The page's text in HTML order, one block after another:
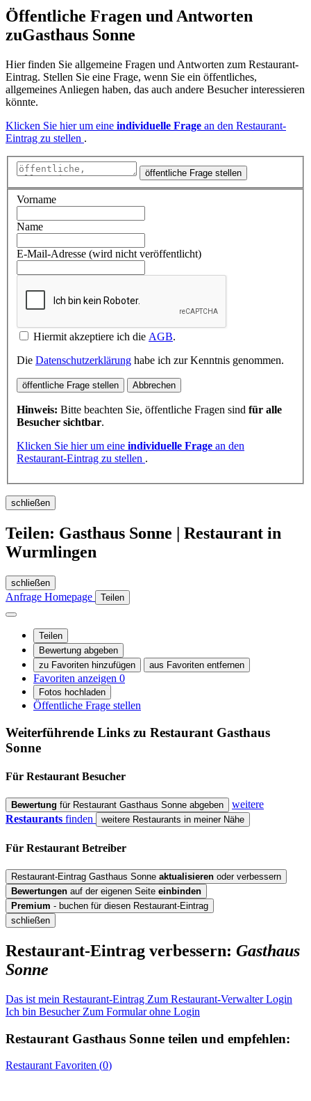
Öffentliche Fragen und Antworten
zuGasthaus Sonne
Hier finden Sie allgemeine Fragen und Antworten zum Restaurant-
Eintrag. Stellen Sie eine Frage, wenn Sie ein öffentliches,
allgemeines Anliegen haben, das auch andere Besucher interessieren
könnte.
Klicken Sie hier um eine individuelle Frage an den Restaurant-
Eintrag zu stellen .
öffentliche Frage stellen
Vorname
Name
E-Mail-Adresse (wird nicht veröffentlicht)
Hiermit akzeptiere ich die AGB.
Die Datenschutzerklärung habe ich zur Kenntnis genommen.
öffentliche Frage stellen Abbrechen
Hinweis: Bitte beachten Sie, öffentliche Fragen sind für alle
Besucher sichtbar.
Klicken Sie hier um eine individuelle Frage an den
Restaurant-Eintrag zu stellen .
schließen
Teilen: Gasthaus Sonne | Restaurant in
Wurmlingen
schließen
Anfrage Homepage Teilen
Teilen
Bewertung abgeben
zu Favoriten hinzufügen
aus Favoriten entfernen
Favoriten anzeigen 0
Fotos hochladen
Öffentliche Frage stellen
Weiterführende Links zu Restaurant Gasthaus
Sonne
Für Restaurant Besucher
Bewertung für Restaurant Gasthaus Sonne abgeben
weitere
Restaurants finden weitere Restaurants in meiner Nähe
Für Restaurant Betreiber
Restaurant-Eintrag Gasthaus Sonne aktualisieren oder verbessern
Bewertungen auf der eigenen Seite einbinden
Premium - buchen für diesen Restaurant-Eintrag
schließen
Restaurant-Eintrag verbessern: Gasthaus
Sonne
Das ist mein Restaurant-Eintrag Zum Restaurant-Verwalter Login
Ich bin Besucher Zum Formular ohne Login
Restaurant Gasthaus Sonne teilen und empfehlen:
Restaurant Favoriten (0)